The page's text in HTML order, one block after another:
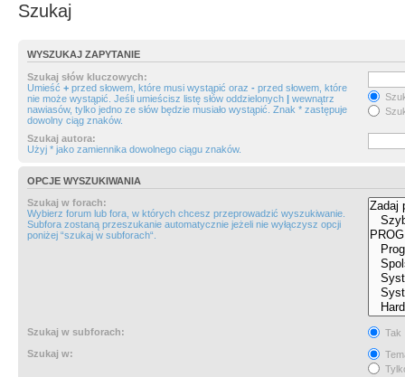
Szukaj
WYSZUKAJ ZAPYTANIE
Szukaj słów kluczowych:
Umieść + przed słowem, które musi wystąpić oraz - przed słowem, które
nie może wystąpić. Jeśli umieścisz listę słów oddzielonych | wewnątrz
nawiasów, tylko jedno ze słów będzie musiało wystąpić. Znak * zastępuje
dowolny ciąg znaków.
Szukaj autora:
Użyj * jako zamiennika dowolnego ciągu znaków.
OPCJE WYSZUKIWANIA
Szukaj w forach:
Wybierz forum lub fora, w których chcesz przeprowadzić wyszukiwanie.
Subfora zostaną przeszukanie automatycznie jeżeli nie wyłączysz opcji
poniżej “szukaj w subforach“.
Szukaj w subforach:
Tak
Szukaj w: